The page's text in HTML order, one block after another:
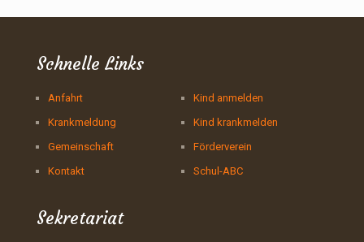
Schnelle Links
Anfahrt
Krankmeldung
Gemeinschaft
Kontakt
Kind anmelden
Kind krankmelden
Förderverein
Schul-ABC
Sekretariat